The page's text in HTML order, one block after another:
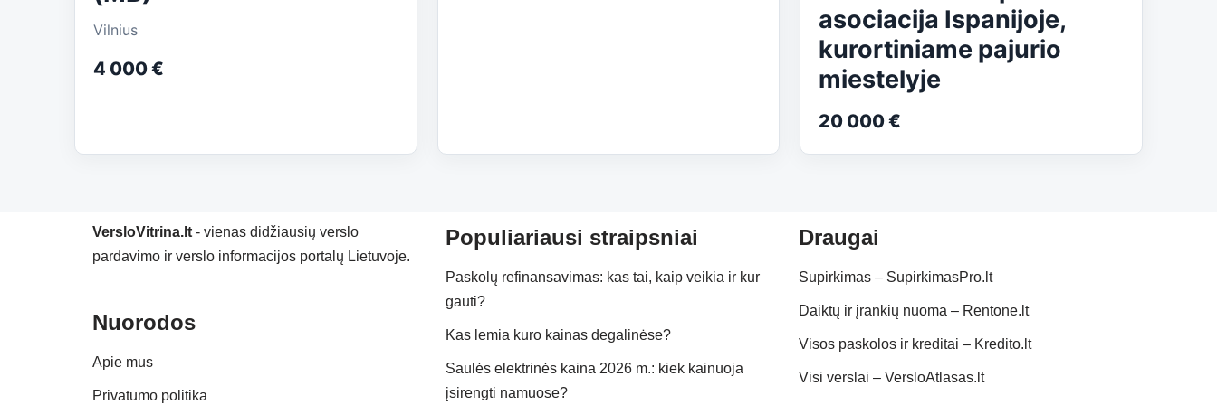
Vilnius
4 000 €
asociacija Ispanijoje,
kurortiniame pajurio
miestelyje
20 000 €
VersloVitrina.lt - vienas didžiausių verslo
pardavimo ir verslo informacijos portalų Lietuvoje.
Nuorodos
Apie mus
Privatumo politika
Populiariausi straipsniai
Paskolų refinansavimas: kas tai, kaip veikia ir kur
gauti?
Kas lemia kuro kainas degalinėse?
Saulės elektrinės kaina 2026 m.: kiek kainuoja
įsirengti namuose?
Draugai
Supirkimas – SupirkimasPro.lt
Daiktų ir įrankių nuoma – Rentone.lt
Visos paskolos ir kreditai – Kredito.lt
Visi verslai – VersloAtlasas.lt